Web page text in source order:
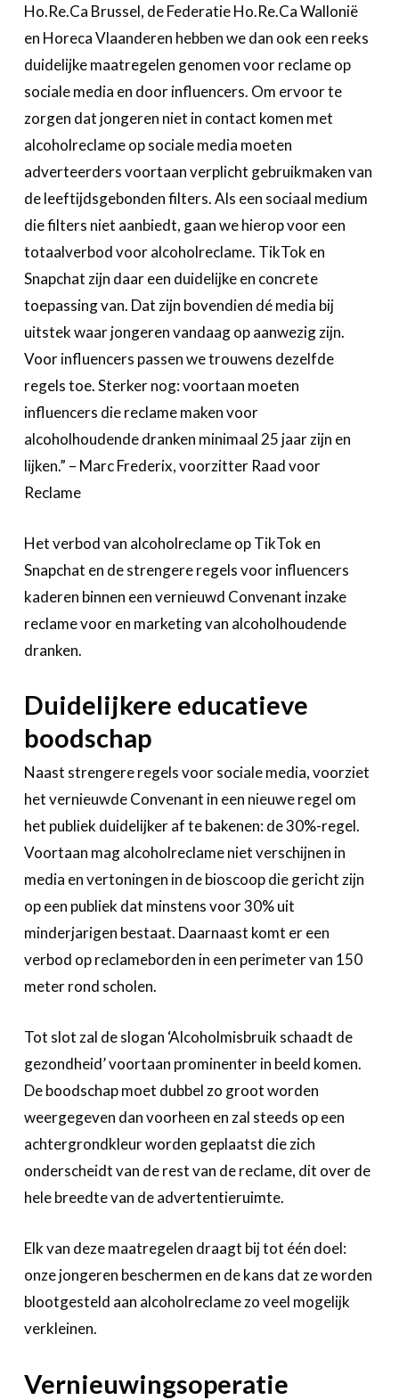
Ho.Re.Ca Brussel, de Federatie Ho.Re.Ca Wallonië
en Horeca Vlaanderen hebben we dan ook een reeks
duidelijke maatregelen genomen voor reclame op
sociale media en door influencers. Om ervoor te
zorgen dat jongeren niet in contact komen met
alcoholreclame op sociale media moeten
adverteerders voortaan verplicht gebruikmaken van
de leeftijdsgebonden filters. Als een sociaal medium
die filters niet aanbiedt, gaan we hierop voor een
totaalverbod voor alcoholreclame. TikTok en
Snapchat zijn daar een duidelijke en concrete
toepassing van. Dat zijn bovendien dé media bij
uitstek waar jongeren vandaag op aanwezig zijn.
Voor influencers passen we trouwens dezelfde
regels toe. Sterker nog: voortaan moeten
influencers die reclame maken voor
alcoholhoudende dranken minimaal 25 jaar zijn en
lijken.” – Marc Frederix, voorzitter Raad voor
Reclame
Het verbod van alcoholreclame op TikTok en
Snapchat en de strengere regels voor influencers
kaderen binnen een vernieuwd Convenant inzake
reclame voor en marketing van alcoholhoudende
dranken.
Duidelijkere educatieve
boodschap
Naast strengere regels voor sociale media, voorziet
het vernieuwde Convenant in een nieuwe regel om
het publiek duidelijker af te bakenen: de 30%-regel.
Voortaan mag alcoholreclame niet verschijnen in
media en vertoningen in de bioscoop die gericht zijn
op een publiek dat minstens voor 30% uit
minderjarigen bestaat. Daarnaast komt er een
verbod op reclameborden in een perimeter van 150
meter rond scholen.
Tot slot zal de slogan ‘Alcoholmisbruik schaadt de
gezondheid’ voortaan prominenter in beeld komen.
De boodschap moet dubbel zo groot worden
weergegeven dan voorheen en zal steeds op een
achtergrondkleur worden geplaatst die zich
onderscheidt van de rest van de reclame, dit over de
hele breedte van de advertentieruimte.
Elk van deze maatregelen draagt bij tot één doel:
onze jongeren beschermen en de kans dat ze worden
blootgesteld aan alcoholreclame zo veel mogelijk
verkleinen.
Vernieuwingsoperatie